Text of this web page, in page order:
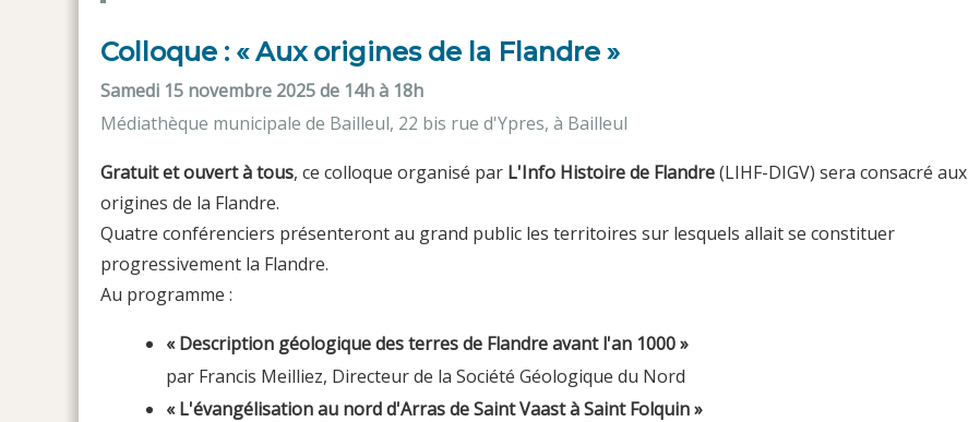
Colloque : « Aux origines de la Flandre »
Samedi 15 novembre 2025 de 14h à 18h
Médiathèque municipale de Bailleul, 22 bis rue d'Ypres, à Bailleul
Gratuit et ouvert à tous, ce colloque organisé par L'Info Histoire de Flandre(LIHF-DIGV) sera consacré aux
origines de la Flandre.
Quatre conférenciers présenteront au grand public les territoires sur lesquels allait se constituer
progressivement la Flandre.
Au programme :
« Description géologique des terres de Flandre avant l'an 1000 »
par Francis Meilliez, Directeur de la Société Géologique du Nord
« L'évangélisation au nord d'Arras de Saint Vaast à Saint Folquin »